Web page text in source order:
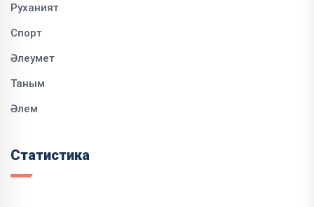
Руханият
Спорт
Әлеумет
Таным
Әлем
Статистика